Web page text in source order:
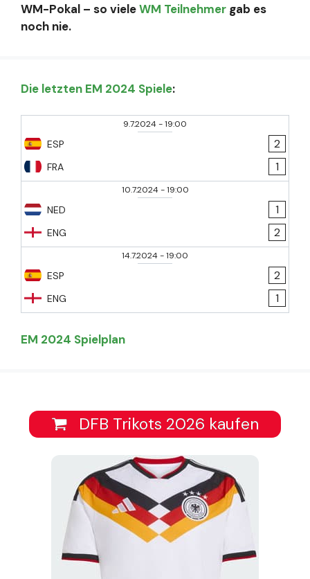
WM-Pokal – so vieleWM Teilnehmer gab es
noch nie.
Die letzten EM 2024 Spiele:
9.7.2024-19:00
ESP
FRA
2
1
10.7.2024-19:00
NED
ENG
1
2
14.7.2024-19:00
ESP
ENG
2
1
EM 2024 Spielplan
DFB Trikots 2026 kaufen